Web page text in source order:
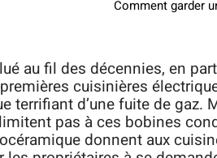
Comment garder
au fil des décennies, en
cuisinières
terrifiant d’une fuite de gaz.
pas à ces bobines
donnent aux